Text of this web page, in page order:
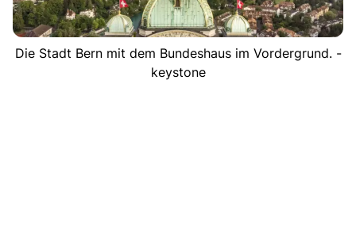
Die Stadt Bern mit dem Bundeshaus im Vordergrund. -
keystone